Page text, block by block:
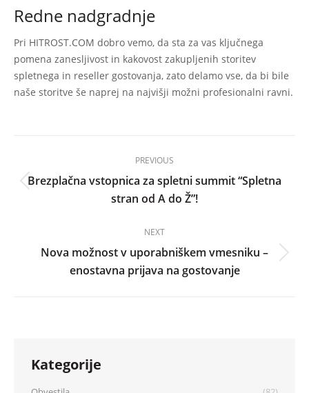
Redne nadgradnje
Pri HITROST.COM dobro vemo, da sta za vas ključnega
pomena zanesljivost in kakovost zakupljenih storitev
spletnega in reseller gostovanja, zato delamo vse, da bi bile
naše storitve še naprej na najvišji možni profesionalni ravni.
navigation
PREVIOUS
Previous
post:
Brezplačna vstopnica za spletni summit “Spletna
stran od A do Ž”!
NEXT
Next
post:
Nova možnost v uporabniškem vmesniku –
enostavna prijava na gostovanje
Kategorije